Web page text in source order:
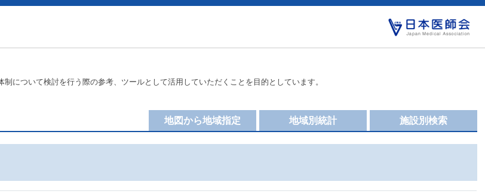
について検討を行う際の参考、ツールとして活用していただくことを目的としています。
施設別検索
地域別統計
地図から地域指定